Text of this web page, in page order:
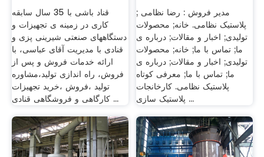
قناد باشی با 35 سال سابقه
کاری در زمینه ی تجهیزات و
دستگاههای صنعتی شیرینی پزی و
قنادی با مدیریت آقای عباسی، با
ارائه خدمات فروش و پس از
فروش، راه اندازی تولید،مشاوره
تولید ،فروش ،خرید تجهیزات
کارگاهی و فروشگاهی قنادی ...
مدیر فروش : رضا نظامی ;
پلاستیک نظامی. خانه; محصولات
تولیدی; اخبار و مقالات; درباره ی
ما; تماس با ما; خانه; محصولات
تولیدی; اخبار و مقالات; درباره ی
ما; تماس با ما; معرفی کوتاه
پلاستیک نظامی. کارخانجات
پلاستیک سازی ...